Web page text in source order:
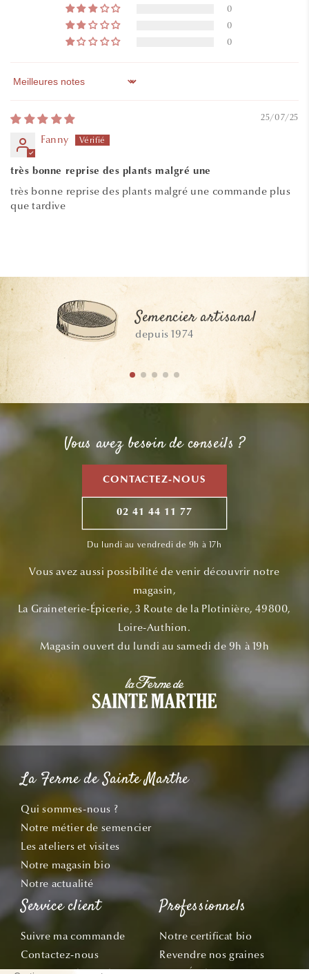
0
0
0
Sort by
25/07/25
Fanny
très bonne reprise des plants malgré une
très bonne reprise des plants malgré une commande plus
que tardive
Semencier artisanal
depuis 1974
Vous avez besoin de conseils ?
CONTACTEZ-NOUS
02 41 44 11 77
Du lundi au vendredi de 9h à 17h
Vous avez aussi possibilité de venir découvrir notre
magasin,
La Graineterie-Épicerie, 3 Route de la Plotinière, 49800,
Loire-Authion.
Magasin ouvert du lundi au samedi de 9h à 19h
La Ferme de Sainte Marthe
Qui sommes-nous ?
Notre métier de semencier
Les ateliers et visites
Notre magasin bio
Notre actualité
Service client
Suivre ma commande
Contactez-nous
Professionnels
Notre certificat bio
Revendre nos graines